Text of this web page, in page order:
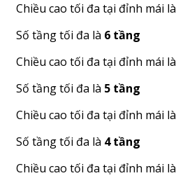
Chiều cao tối đa tại đỉnh mái là
Số tầng tối đa là 6 tầng
Chiều cao tối đa tại đỉnh mái là
Số tầng tối đa là 5 tầng
Chiều cao tối đa tại đỉnh mái là
Số tầng tối đa là 4 tầng
Chiều cao tối đa tại đỉnh mái là